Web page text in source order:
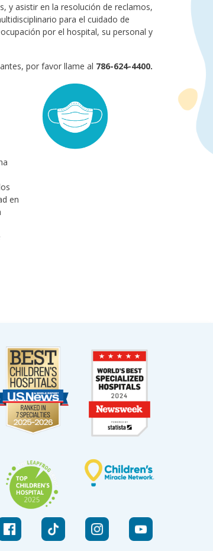
y asistir en la resolución de reclamos,
para el cuidado de
por el hospital, su personal y
por favor llame al 786-624-4400.
en